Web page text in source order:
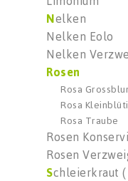
Nelken
Nelken Eolo
Nelken
Rosen
Rosa
Rosa
Rosa Traube
Rosen
Rosen
Schleierkraut (